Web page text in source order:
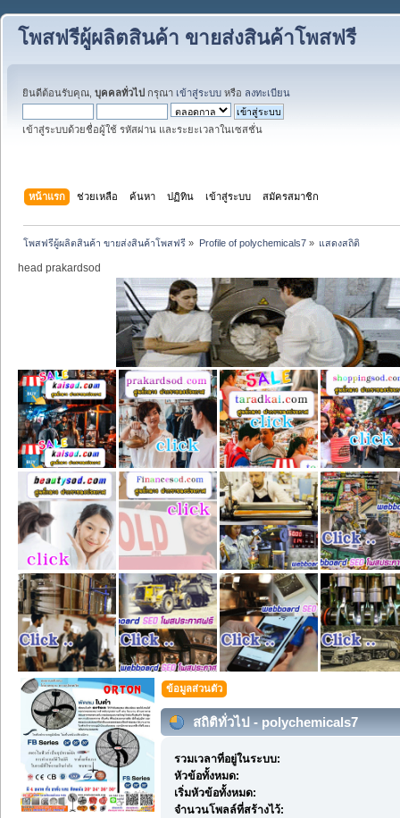
โพสฟรีผู้ผลิตสินค้า ขายส่งสินค้าโพสฟรี
ยินดีต้อนรับคุณ, บุคคลทั่วไป กรุณา เข้าสู่ระบบ หรือ ลงทะเบียน
เข้าสู่ระบบด้วยชื่อผู้ใช้ รหัสผ่าน และระยะเวลาในเซสชั่น
หน้าแรก ช่วยเหลือ ค้นหา ปฏิทิน เข้าสู่ระบบ สมัครสมาชิก
โพสฟรีผู้ผลิตสินค้า ขายส่งสินค้าโพสฟรี » Profile of polychemicals7» แสดงสถิติ
head prakardsod
ข้อมูลส่วนตัว
สถิติทั่วไป - polychemicals7
รวมเวลาที่อยู่ในระบบ:
หัวข้อทั้งหมด:
เริ่มหัวข้อทั้งหมด:
จำนวนโพลล์ที่สร้างไว้: